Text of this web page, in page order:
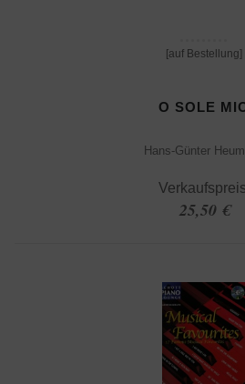
[auf Bestellung]
O SOLE
Hans-Günter
25,50 €